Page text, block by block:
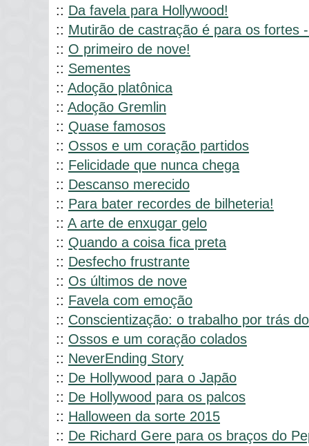
:: Da favela para Hollywood!
:: Mutirão de castração é para os fortes
:: O primeiro de nove!
:: Sementes
:: Adoção platônica
:: Adoção Gremlin
:: Quase famosos
:: Ossos e um coração partidos
:: Felicidade que nunca chega
:: Descanso merecido
:: Para bater recordes de bilheteria!
:: A arte de enxugar gelo
:: Quando a coisa fica preta
:: Desfecho frustrante
:: Os últimos de nove
:: Favela com emoção
:: Conscientização: o trabalho por trás
:: Ossos e um coração colados
:: NeverEnding Story
:: De Hollywood para o Japão
:: De Hollywood para os palcos
:: Halloween da sorte 2015
:: De Richard Gere para os braços do